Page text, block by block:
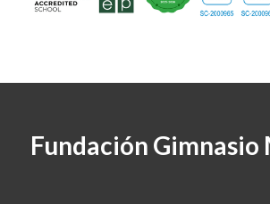
Fundación